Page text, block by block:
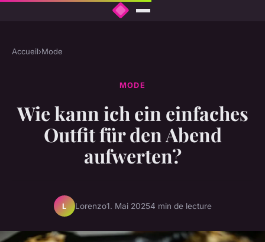
Accueil›Mode
MODE
Wie kann ich ein einfaches
Outfit für den Abend
aufwerten?
L Lorenzo1. Mai 20254 min de lecture